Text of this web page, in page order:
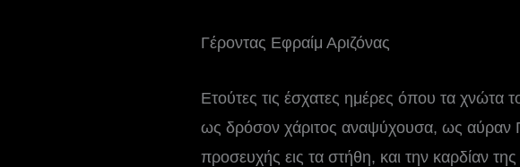
Γέροντας Εφραίμ Αριζόνας
Ετούτες τις έσχατες ημέρες όπου τα χνώτα
ως δρόσον χάριτος αναψύχουσα, ως αύραν
προσευχής εις τα στήθη, και την καρδίαν